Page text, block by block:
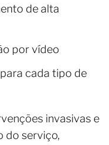
de alta
por vídeo
cada tipo de
invasivas e
do serviço,